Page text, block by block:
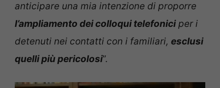
anticipare una mia intenzione di proporre
l’ampliamento dei colloqui telefoniciper i
detenuti nei contatti con i familiari, esclusi
quelli più pericolosi”.